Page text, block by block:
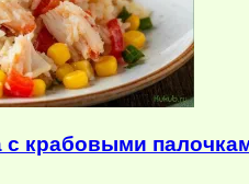
с крабовыми